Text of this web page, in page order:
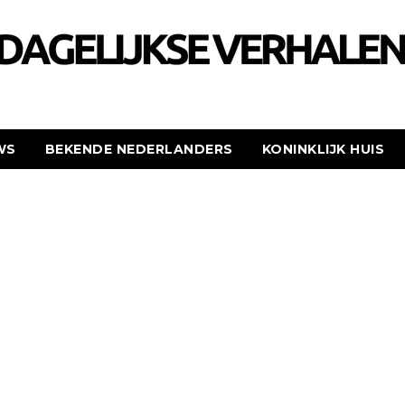
BEKENDE NEDERLANDERS KONINKLIJK HUIS